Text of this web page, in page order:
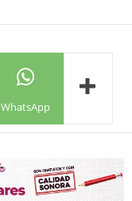
WhatsApp